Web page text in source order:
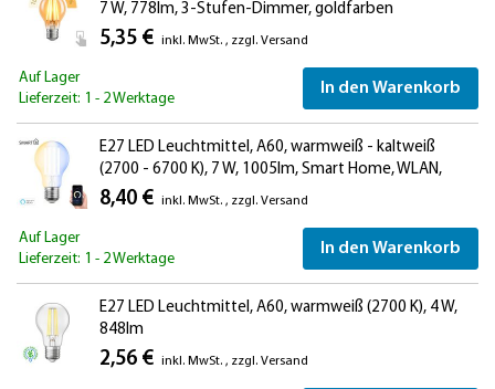
7 W, 778lm, 3-Stufen-Dimmer, goldfarben
5,35 € inkl. MwSt. , zzgl. Versand
Auf Lager
Lieferzeit: 1 - 2 Werktage
In den Warenkorb
E27 LED Leuchtmittel, A60, warmweiß - kaltweiß
(2700 - 6700 K), 7 W, 1005lm, Smart Home, WLAN,
Alexa
8,40 € inkl. MwSt. , zzgl. Versand
Auf Lager
Lieferzeit: 1 - 2 Werktage
In den Warenkorb
E27 LED Leuchtmittel, A60, warmweiß (2700 K), 4 W,
848lm
2,56 € inkl. MwSt. , zzgl. Versand